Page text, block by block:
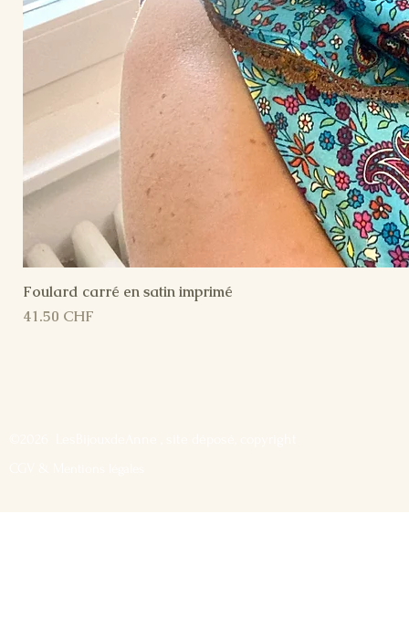
Foulard carré en satin imprimé
Prix
41.50 CHF